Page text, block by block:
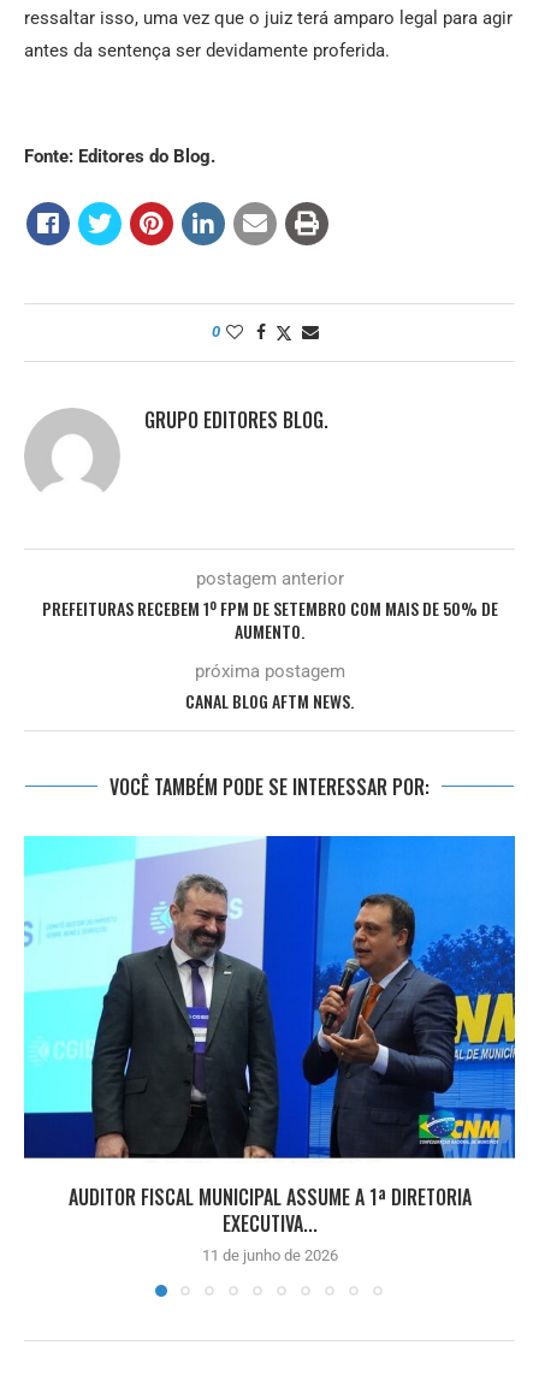
ressaltar isso, uma vez que o juiz terá amparo legal para agir
antes da sentença ser devidamente proferida.
Fonte: Editores do Blog.
0
GRUPO EDITORES BLOG.
postagem anterior
PREFEITURAS RECEBEM 1º FPM DE SETEMBRO COM MAIS DE 50% DE
AUMENTO.
próxima postagem
CANAL BLOG AFTM NEWS.
VOCÊ TAMBÉM PODE SE INTERESSAR POR:
AUDITOR FISCAL MUNICIPAL ASSUME A 1ª DIRETORIA
EXECUTIVA...
11 de junho de 2026